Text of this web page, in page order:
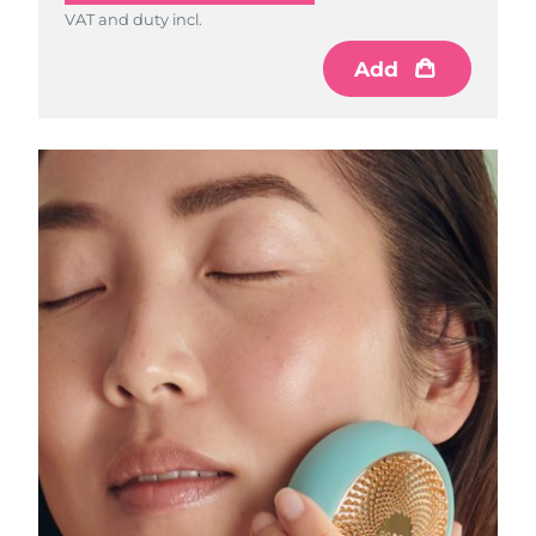
VAT and duty incl.
Add
Entrega prevista 8/12/26
Entrega prevista8/10/26
Entrega prevista8/14/26
Mónaco Entrega prevista8/11/26
Países Bajos Entrega prevista8/10/26
Nueva Zelanda Entrega prevista 8/10/26
Noruega Entrega prevista8/10/26
Omán Entrega prevista8/13/26